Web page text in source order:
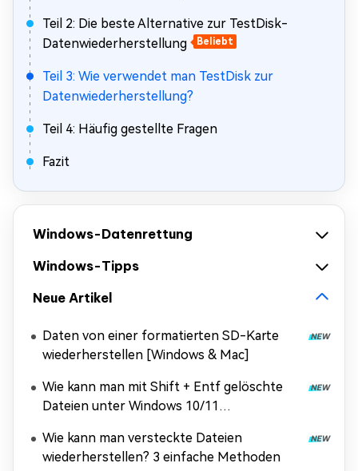
Teil 2: Die beste Alternative zur TestDisk-
Datenwiederherstellung
Beliebt
Teil 3: Wie verwendet man TestDisk zur
Datenwiederherstellung?
Teil 4: Häufig gestellte Fragen
Fazit
Windows-Datenrettung
Windows-Tipps
Neue Artikel
Daten von einer formatierten SD-Karte
wiederherstellen [Windows & Mac]
Wie kann man mit Shift + Entf gelöschte
Dateien unter Windows 10/11
Wie kann man versteckte Dateien
wiederherstellen? 3 einfache Methoden